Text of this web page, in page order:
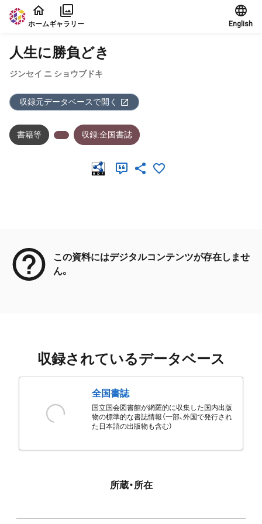
本文に飛ぶ
ホームギャラリー English
人生に勝負どき
ジンセイ ニ ショウブドキ
収録元データベースで開く
書籍等 収録:全国書誌
この資料にはデジタルコンテンツが存在しませ
ん。
収録されているデータベース
全国書誌
国立国会図書館が網羅的に収集した国内出版
物の標準的な書誌情報（一部、外国で発行され
た日本語の出版物も含む）
所蔵・所在